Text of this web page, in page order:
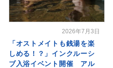
2026年7月3日
「オストメイトも銭湯を楽
しめる！？」インクルーシ
ブ入浴イベント開催 アル